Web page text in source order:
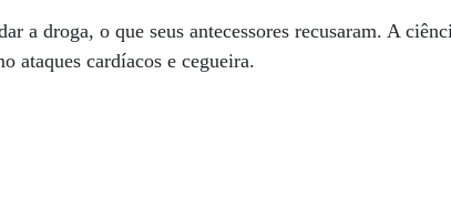
a droga, o que seus antecessores recusaram. A
ataques cardíacos e cegueira.